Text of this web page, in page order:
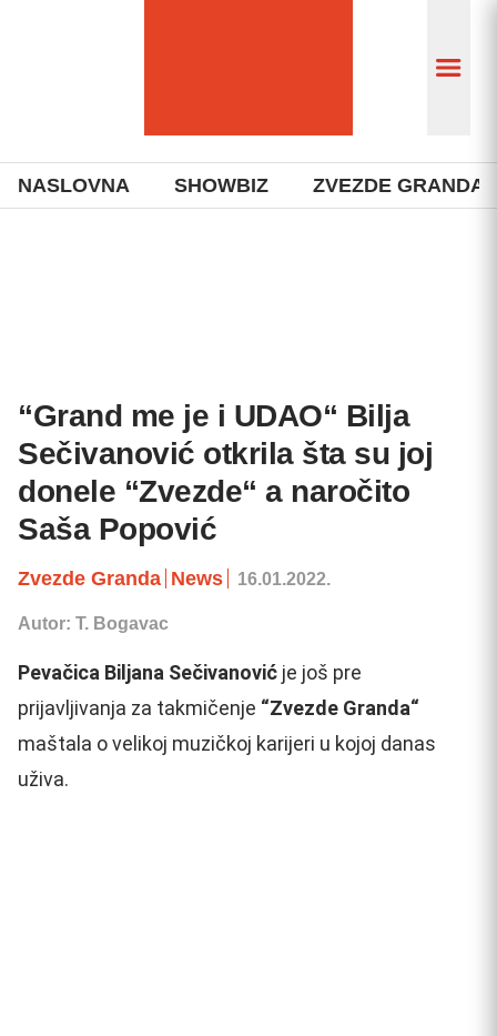
NASLOVNA SHOWBIZ ZVEZDE GRANDA
“Grand me je i UDAO“ Bilja
Sečivanović otkrila šta su joj
donele “Zvezde“ a naročito
Saša Popović
Zvezde Granda News 16.01.2022.
Autor: T. Bogavac
Pevačica Biljana Sečivanović je još pre
prijavljivanja za takmičenje “Zvezde Granda“
maštala o velikoj muzičkoj karijeri u kojoj danas
uživa.